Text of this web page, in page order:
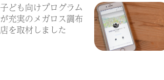
子ども向けプログラム
が充実のメガロス調布
店を取材しました